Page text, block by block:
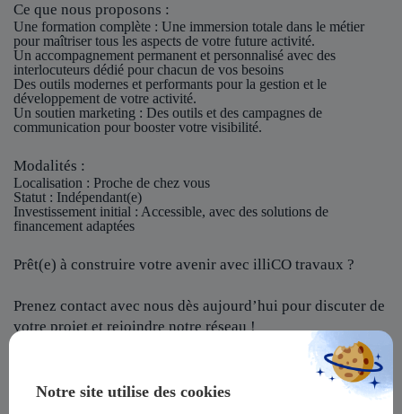
Notre site utilise des cookies
Ce que nous proposons :
Une formation complète : Une immersion totale dans le métier
pour maîtriser tous les aspects de votre future activité.
Un accompagnement permanent et personnalisé avec des
interlocuteurs dédié pour chacun de vos besoins
Des outils modernes et performants pour la gestion et le
développement de votre activité.
Un soutien marketing : Des outils et des campagnes de
communication pour booster votre visibilité.
Modalités :
Localisation : Proche de chez vous
Statut : Indépendant(e)
Investissement initial : Accessible, avec des solutions de
financement adaptées
Prêt(e) à construire votre avenir avec illiCO travaux ?
Prenez contact avec nous dès aujourd’hui pour discuter de
votre projet et rejoindre notre réseau !
illiCO travaux vous offre l’opportunité de devenir un
acteur majeur dans un secteur dynamique et en pleine